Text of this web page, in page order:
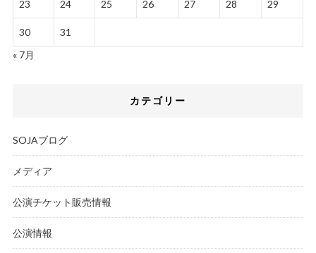
23 24 25 26 27 28 29
30
31
« 7月
カテゴリー
SOJAブログ
メディア
公演チケット販売情報
公演情報